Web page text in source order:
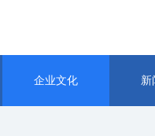
企业文化 新